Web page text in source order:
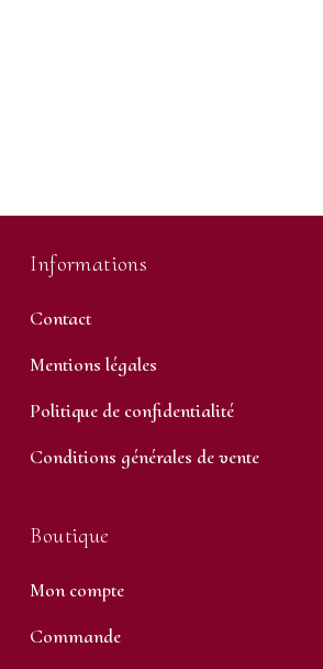
Informations
Contact
Mentions légales
Politique de confidentialité
Conditions générales de vente
Boutique
Mon compte
Commande